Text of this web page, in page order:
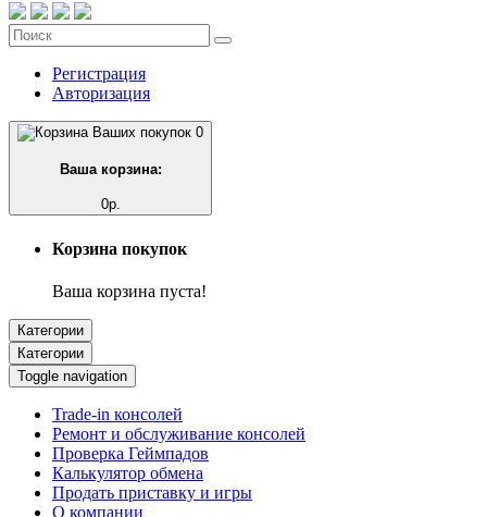
Регистрация
Авторизация
0
Ваша корзина:
0р.
Корзина покупок
Ваша корзина пуста!
Категории
Категории
Toggle navigation
Trade-in консолей
Ремонт и обслуживание консолей
Проверка Геймпадов
Калькулятор обмена
Продать приставку и игры
О компании